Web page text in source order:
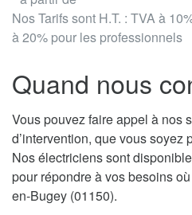
Nos Tarifs sont H.T. : TVA à
à 20% pour les professionnels
Quand nous
Vous pouvez faire appel à nos
d’intervention, que vous soyez
Nos électriciens sont
pour répondre à vos besoins
en-Bugey (01150).